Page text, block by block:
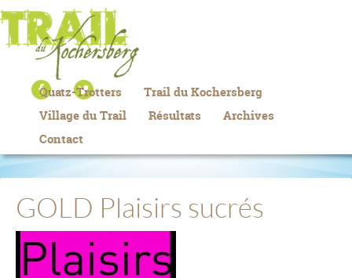
Quatz-Trotters
Trail du Kochersberg
Village du Trail
Résultats
Archives
Contact
GOLD Plaisirs sucrés